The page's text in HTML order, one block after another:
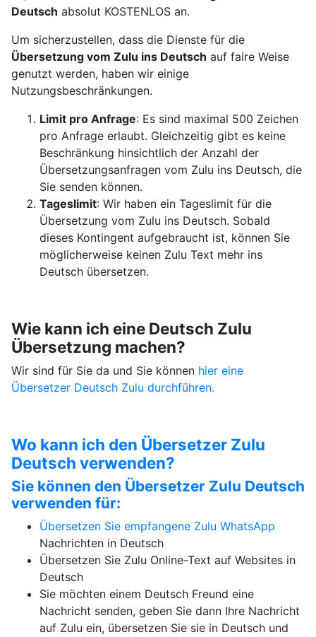
Deutsch absolut KOSTENLOS an.
Um sicherzustellen, dass die Dienste für die
Übersetzung vom Zulu ins Deutsch auf faire Weise
genutzt werden, haben wir einige
Nutzungsbeschränkungen.
Limit pro Anfrage: Es sind maximal 500 Zeichen
pro Anfrage erlaubt. Gleichzeitig gibt es keine
Beschränkung hinsichtlich der Anzahl der
Übersetzungsanfragen vom Zulu ins Deutsch, die
Sie senden können.
Tageslimit: Wir haben ein Tageslimit für die
Übersetzung vom Zulu ins Deutsch. Sobald
dieses Kontingent aufgebraucht ist, können Sie
möglicherweise keinen Zulu Text mehr ins
Deutsch übersetzen.
Wie kann ich eine Deutsch Zulu
Übersetzung machen?
Wir sind für Sie da und Sie können hier eine
Übersetzer Deutsch Zulu durchführen.
Wo kann ich den Übersetzer Zulu
Deutsch verwenden?
Sie können den Übersetzer Zulu Deutsch
verwenden für:
Übersetzen Sie empfangene Zulu WhatsApp
Nachrichten in Deutsch
Übersetzen Sie Zulu Online-Text auf Websites in
Deutsch
Sie möchten einem Deutsch Freund eine
Nachricht senden, geben Sie dann Ihre Nachricht
auf Zulu ein, übersetzen Sie sie in Deutsch und